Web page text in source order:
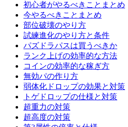
初心者がやるべきことまとめ
今やるべきことまとめ
部位破壊のやり方
試練進化のやり方と条件
パズドラパスは買うべきか
ランク上げの効率的な方法
コインの効率的な稼ぎ方
無効パの作り方
弱体化ドロップの効果と対策
トゲドロップの仕様と対策
超重力の対策
超高度の対策